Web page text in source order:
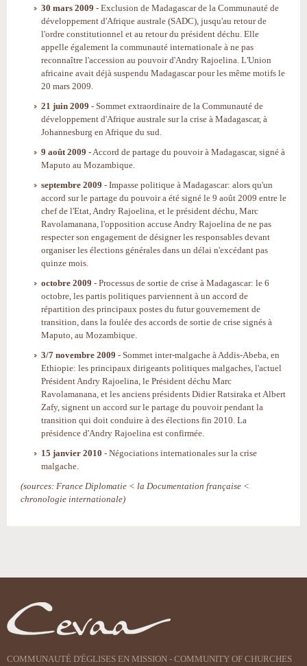
30 mars 2009 - Exclusion de Madagascar de la Communauté de
développement d'Afrique australe (SADC), jusqu'au retour de
l'ordre constitutionnel et au retour du président déchu. Elle
appelle également la communauté internationale à ne pas
reconnaître l'accession au pouvoir d'Andry Rajoelina. L'Union
africaine avait déjà suspendu Madagascar pour les même motifs le
20 mars 2009.
21 juin 2009 - Sommet extraordinaire de la Communauté de
développement d'Afrique australe sur la crise à Madagascar, à
Johannesburg en Afrique du sud.
9 août 2009 - Accord de partage du pouvoir à Madagascar, signé à
Maputo au Mozambique.
septembre 2009 - Impasse politique à Madagascar: alors qu'un
accord sur le partage du pouvoir a été signé le 9 août 2009 entre le
chef de l'Etat, Andry Rajoelina, et le président déchu, Marc
Ravolamanana, l'opposition accuse Andry Rajoelina de ne pas
respecter son engagement de désigner les responsables devant
organiser les élections générales dans un délai n'excédant pas
quinze mois.
octobre 2009 - Processus de sortie de crise à Madagascar: le 6
octobre, les partis politiques parviennent à un accord de
répartition des principaux postes du futur gouvernement de
transition, dans la foulée des accords de sortie de crise signés à
Maputo, au Mozambique.
3/7 novembre 2009 - Sommet inter-malgache à Addis-Abeba, en
Ethiopie: les principaux dirigeants politiques malgaches, l'actuel
Président Andry Rajoelina, le Président déchu Marc
Ravolamanana, et les anciens présidents Didier Ratsiraka et Albert
Zafy, signent un accord sur le partage du pouvoir pendant la
transition qui doit conduire à des élections fin 2010. La
présidence d'Andry Rajoelina est confirmée.
15 janvier 2010 - Négociations internationales sur la crise
malgache.
(sources: France Diplomatie < la Documentation française <
chronologie internationale)
document
COMMUNAUTÉ D'ÉGLISES EN MISSION - COMMUNITY OF CHURCHES